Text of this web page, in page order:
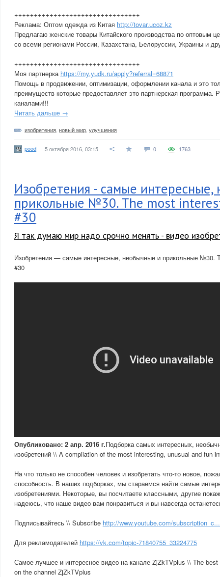
++++++++++++++++++++++++++++++++
Реклама: Оптом одежда из Китая http://tovar.ucoz.kz
Предлагаю женские товары Китайского производства по оптовым
со всеми регионами России, Казахстана, Белоруссии, Украины и
++++++++++++++++++++++++++++++++
Моя партнерка https://my.yudk.ru/apply?referral=68871
Помощь в продвижении, оптимизации, оформлении канала и это
преимуществ которые предоставляет это партнерская программа.
каналами!!!
Читать дальше →
изобретения новый мир улучшения
pood 5 октября 2016, 03:15 0 1763
Изобретения - самые
прикольные №30. The most
#30
Я так думаю мир надо срочно менять - видео
Изобретения — самые интересные, необычные и прикольные №30.
#30
Опубликовано: 2 апр. 2016 г.Подборка самых интересных,
изобретений \\ A compilation of the most interesting, unusual and fun
На что только не способен человек и изобретать что-то новое,
способность. В наших подборках, мы стараемся найти самые
изобретениями. Некоторые, вы посчитаете классными, другие
надеюсь, что наше видео вам понравиться и вы навсегда
Подписывайтесь \\ Subscribe http://www.youtube.com/subscription_c...
Для рекламодателей https://vk.com/topic-71840755_33224775
Самое лучшее и интересное видео на канале ZjZkTVplus \\ The
on the channel ZjZkTVplus